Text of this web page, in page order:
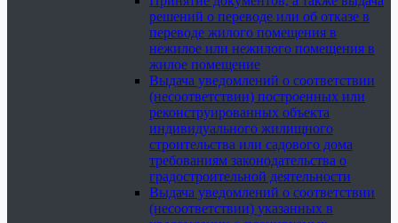
решений о переводе или об отказе в
переводе жилого помещения в
нежилое или нежилого помещения в
жилое помещение
Выдача уведомлений о соответствии
(несоответствии) построенных или
реконструированных объекта
индивидуального жилищного
строительства или садового дома
требованиям законодательства о
градостроительной деятельности
Выдача уведомлений о соответствии
(несоответствии) указанных в